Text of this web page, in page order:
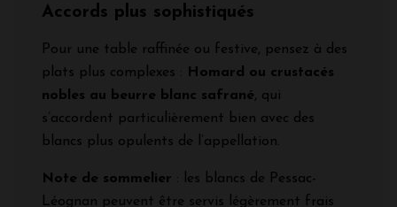
Accords plus sophistiqués
Pour une table raffinée ou festive, pensez à des
plats plus complexes :
Homard ou crustacés
nobles au beurre blanc safrané, qui
s’accordent particulièrement bien avec des
blancs plus opulents de l’appellation.
Note de sommelier : les blancs de Pessac-
Léognan peuvent être servis légèrement frais